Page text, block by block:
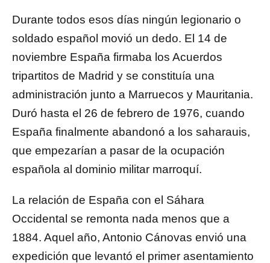
Durante todos esos días ningún legionario o
soldado español movió un dedo. El 14 de
noviembre España firmaba los Acuerdos
tripartitos de Madrid y se constituía una
administración junto a Marruecos y Mauritania.
Duró hasta el 26 de febrero de 1976, cuando
España finalmente abandonó a los saharauis,
que empezarían a pasar de la ocupación
española al dominio militar marroquí.
La relación de España con el Sáhara
Occidental se remonta nada menos que a
1884. Aquel año, Antonio Cánovas envió una
expedición que levantó el primer asentamiento